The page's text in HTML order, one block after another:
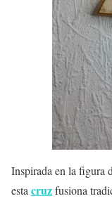
Inspirada en la figura
estacruzfusiona